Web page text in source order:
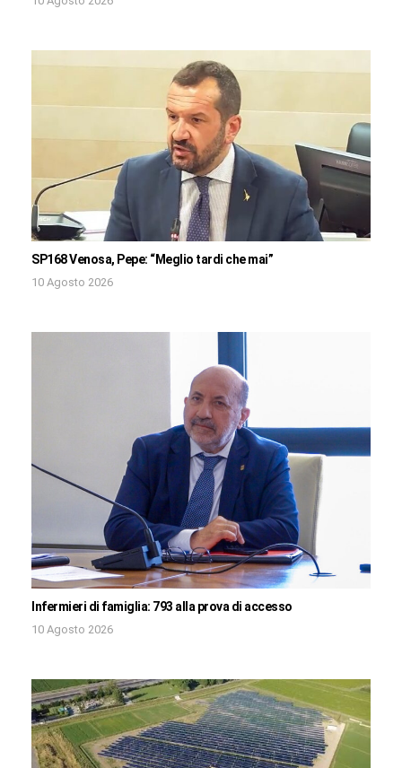
SP168 Venosa, Pepe: “Meglio tardi che mai”
10 Agosto 2026
Infermieri di famiglia: 793 alla prova di accesso
10 Agosto 2026